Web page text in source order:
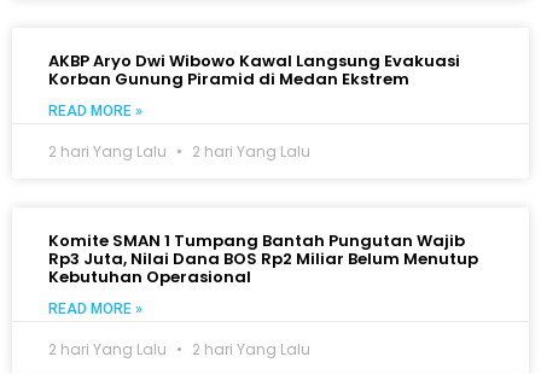
AKBP Aryo Dwi Wibowo Kawal Langsung Evakuasi
Korban Gunung Piramid di Medan Ekstrem
READ MORE »
2 hari Yang Lalu 2 hari Yang Lalu
Komite SMAN 1 Tumpang Bantah Pungutan Wajib
Rp3 Juta, Nilai Dana BOS Rp2 Miliar Belum Menutup
Kebutuhan Operasional
READ MORE »
2 hari Yang Lalu 2 hari Yang Lalu